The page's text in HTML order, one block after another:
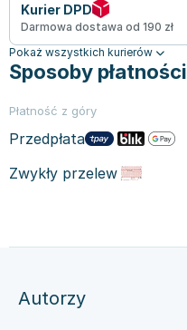
Kurier DPD
Darmowa dostawa od 190 zł
Pokaż wszystkich kurierów
Sposoby płatności
Płatność z góry
Przedpłata
Zwykły przelew
Autorzy